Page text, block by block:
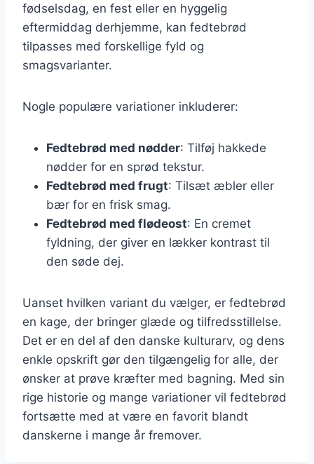
fødselsdag, en fest eller en hyggelig
eftermiddag derhjemme, kan fedtebrød
tilpasses med forskellige fyld og
smagsvarianter.
Nogle populære variationer inkluderer:
Fedtebrød med nødder: Tilføj hakkede
nødder for en sprød tekstur.
Fedtebrød med frugt: Tilsæt æbler eller
bær for en frisk smag.
Fedtebrød med flødeost: En cremet
fyldning, der giver en lækker kontrast til
den søde dej.
Uanset hvilken variant du vælger, er fedtebrød
en kage, der bringer glæde og tilfredsstillelse.
Det er en del af den danske kulturarv, og dens
enkle opskrift gør den tilgængelig for alle, der
ønsker at prøve kræfter med bagning. Med sin
rige historie og mange variationer vil fedtebrød
fortsætte med at være en favorit blandt
danskerne i mange år fremover.